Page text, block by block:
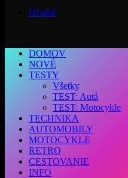
Hľadať
DOMOV
NOVÉ
TESTY
Všetky
TEST: Autá
TEST: Motocykle
TECHNIKA
AUTOMOBILY
MOTOCYKLE
RETRO
CESTOVANIE
INFO